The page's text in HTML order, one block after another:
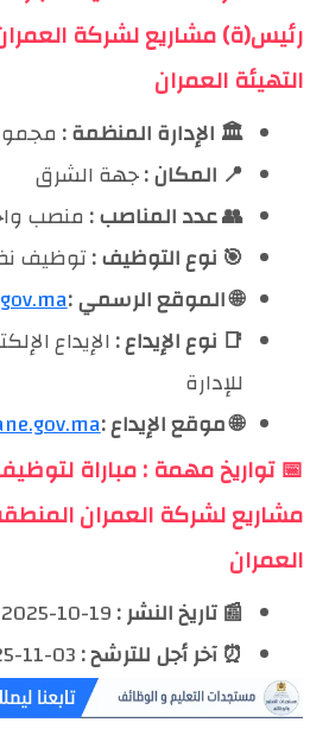
رئيس(ة) مشاريع لشركة
التهيئة العمران
🏛️ الإدارة المنظمة :
📍 المكان :جهة الشرق
👥 عدد المناصب : منصب
🎯 نوع التوظيف :توظيف
🌐 الموقع الرسمي :
📑 نوع الإيداع : الإيداع
للإدارة
🌐 موقع الإيداع :
مشاريع لشركة العمران
العمران
📰 تاريخ النشر :
⏰ آخر أجل للترشح :